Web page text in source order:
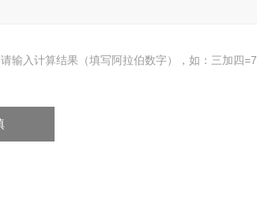
请输入计算结果（填写阿拉伯数字），如：三加四=7